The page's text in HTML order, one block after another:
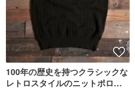
100年の歴史を持つクラシックな
レトロスタイルのニットポロシ